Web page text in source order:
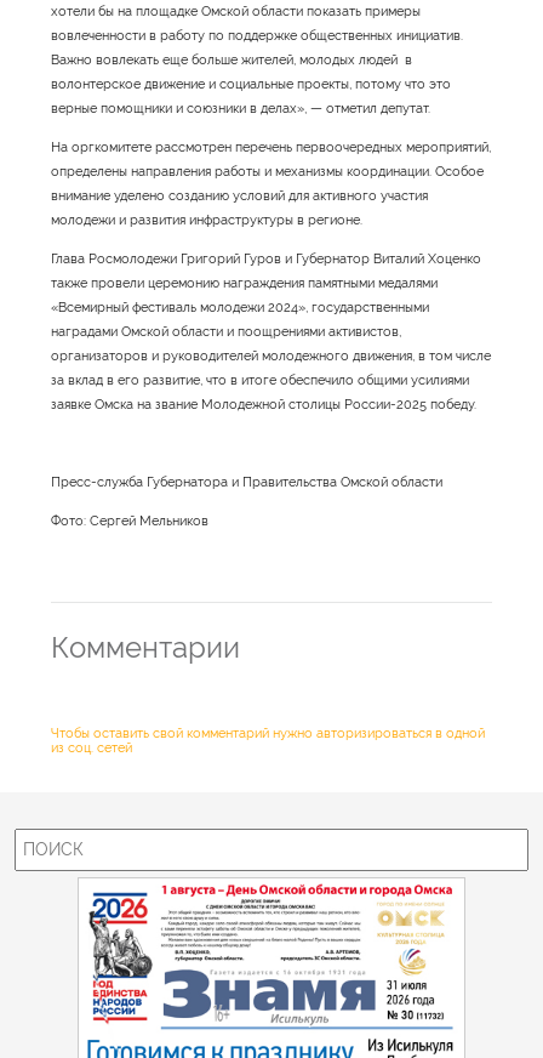
хотели бы на площадке Омской области показать примеры
вовлеченности в работу по поддержке общественных инициатив.
Важно вовлекать еще больше жителей, молодых людей в
волонтерское движение и социальные проекты, потому что это
верные помощники и союзники в делах», — отметил депутат.
На оргкомитете рассмотрен перечень первоочередных мероприятий,
определены направления работы и механизмы координации. Особое
внимание уделено созданию условий для активного участия
молодежи и развития инфраструктуры в регионе.
Глава Росмолодежи Григорий Гуров и Губернатор Виталий Хоценко
также провели церемонию награждения памятными медалями
«Всемирный фестиваль молодежи 2024», государственными
наградами Омской области и поощрениями активистов,
организаторов и руководителей молодежного движения, в том числе
за вклад в его развитие, что в итоге обеспечило общими усилиями
заявке Омска на звание Молодежной столицы России-2025 победу.
Пресс-служба Губернатора и Правительства Омской области
Фото: Сергей Мельников
Комментарии
Чтобы оставить свой комментарий нужно авторизироваться в одной
из соц. сетей